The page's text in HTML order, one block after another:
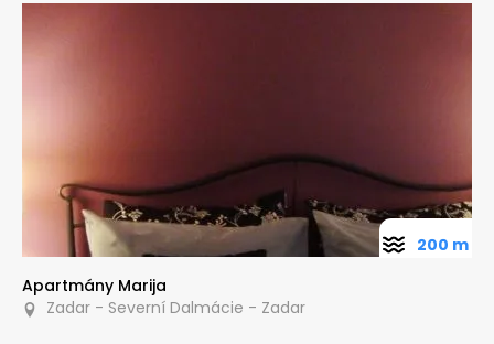
Apartmány Marija
Zadar - Severní Dalmácie - Zadar
200 m